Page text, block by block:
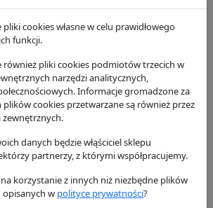
Filtr powietrza
Donaldson
132.62 zł
Filtr powietrza
Donaldson
235.9 zł
cookies własne w celu prawidłowego
funkcji.
pliki cookies podmiotów trzecich w
narzędzi analitycznych,
Informacje gromadzone za
cookies przetwarzane są również przez
danych będzie włąściciel sklepu
partnerzy, z którymi współpracujemy.
korzystanie z innych niż niezbędne plików
opisanych w polityce prywatności?